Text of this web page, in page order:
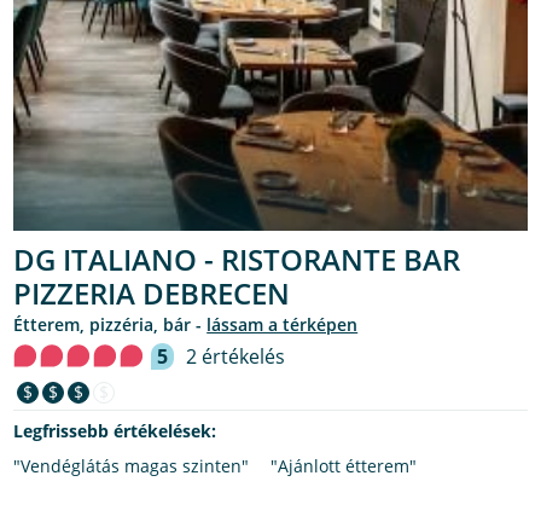
DG ITALIANO - RISTORANTE BAR
PIZZERIA DEBRECEN
étterem, pizzéria, bár - lássam a térképen
5 2 értékelés
$ $ $
Legfrissebb értékelések:
"Vendéglátás magas szinten"
"Ajánlott étterem"